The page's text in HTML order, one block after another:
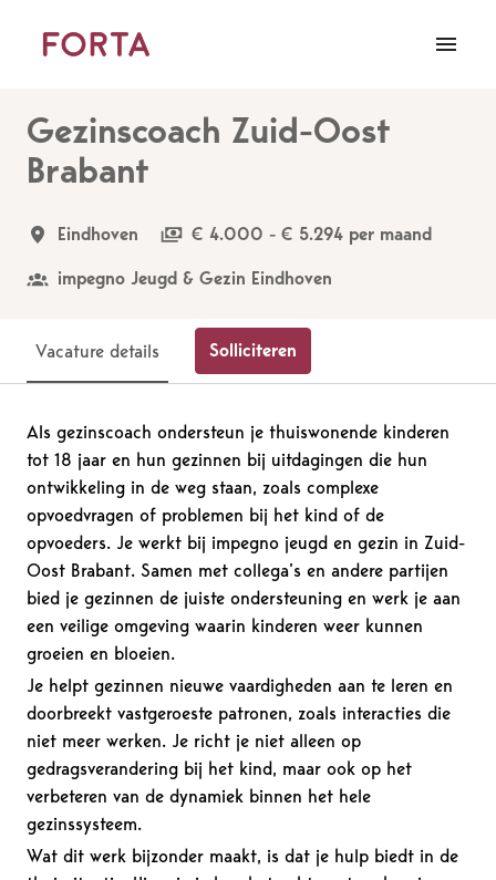
Homepagina
Gezinscoach Zuid-Oost
Brabant
Eindhoven € 4.000 - € 5.294 per maand
impegno Jeugd & Gezin Eindhoven
Vacature details Solliciteren
Als gezinscoach ondersteun je thuiswonende kinderen
tot 18 jaar en hun gezinnen bij uitdagingen die hun
ontwikkeling in de weg staan, zoals complexe
opvoedvragen of problemen bij het kind of de
opvoeders. Je werkt bij impegno jeugd en gezin in Zuid-
Oost Brabant. Samen met collega’s en andere partijen
bied je gezinnen de juiste ondersteuning en werk je aan
een veilige omgeving waarin kinderen weer kunnen
groeien en bloeien.
Je helpt gezinnen nieuwe vaardigheden aan te leren en
doorbreekt vastgeroeste patronen, zoals interacties die
niet meer werken. Je richt je niet alleen op
gedragsverandering bij het kind, maar ook op het
verbeteren van de dynamiek binnen het hele
gezinssysteem.
Wat dit werk bijzonder maakt, is dat je hulp biedt in de